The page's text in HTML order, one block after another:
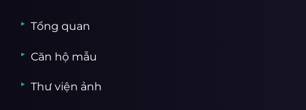
Tổng quan
Căn hộ mẫu
Thư viện ảnh